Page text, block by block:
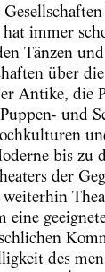
immer
Tänzen
über
Antike, die
und
bis zu
der
eine
des